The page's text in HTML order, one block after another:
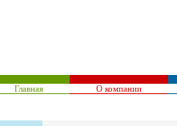
Главная О компании